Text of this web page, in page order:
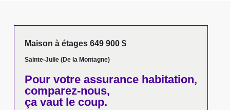
Maison à étages 649 900 $
Sainte-Julie (De la Montagne)
Pour votreassurance habitation,
comparez-nous,
ça vaut le coup.